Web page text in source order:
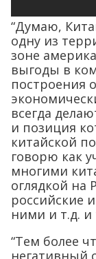
“Думаю,
одну из
зоне
выгоды в
построения
всегда
и позиция
китайской
говорю как
многими
оглядкой на
российские
ними и т.д. и
“Тем более